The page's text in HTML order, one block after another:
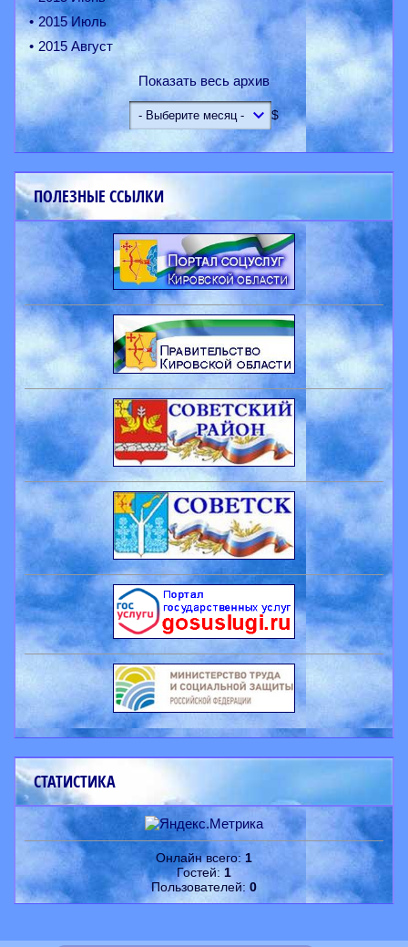
2015 Июль
2015 Август
Показать весь архив
$
ПОЛЕЗНЫЕ ССЫЛКИ
СТАТИСТИКА
Онлайн всего: 1
Гостей:1
Пользователей: 0